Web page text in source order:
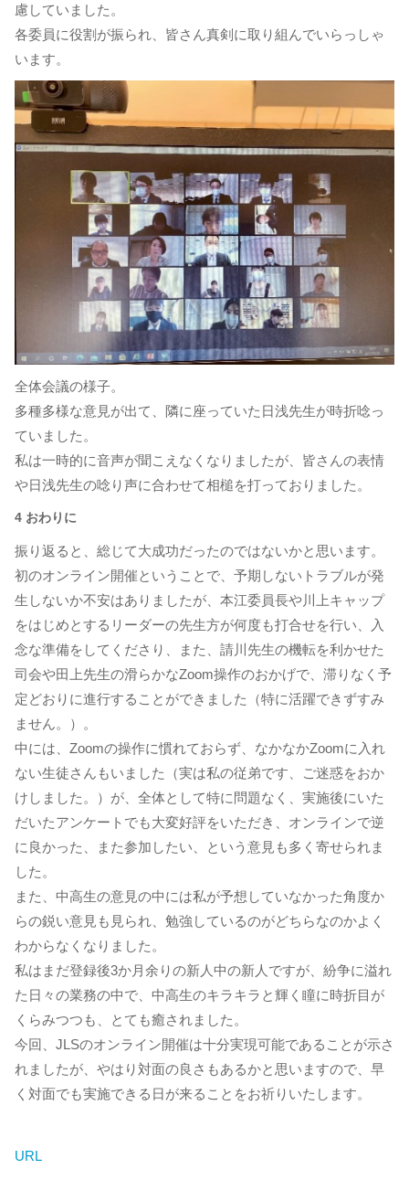
慮していました。
各委員に役割が振られ、皆さん真剣に取り組んでいらっしゃ
います。
全体会議の様子。
多種多様な意見が出て、隣に座っていた日浅先生が時折唸っ
ていました。
私は一時的に音声が聞こえなくなりましたが、皆さんの表情
や日浅先生の唸り声に合わせて相槌を打っておりました。
4 おわりに
振り返ると、総じて大成功だったのではないかと思います。
初のオンライン開催ということで、予期しないトラブルが発
生しないか不安はありましたが、本江委員長や川上キャップ
をはじめとするリーダーの先生方が何度も打合せを行い、入
念な準備をしてくださり、また、請川先生の機転を利かせた
司会や田上先生の滑らかなZoom操作のおかげで、滞りなく予
定どおりに進行することができました（特に活躍できずすみ
ません。）。
中には、Zoomの操作に慣れておらず、なかなかZoomに入れ
ない生徒さんもいました（実は私の従弟です、ご迷惑をおか
けしました。）が、全体として特に問題なく、実施後にいた
だいたアンケートでも大変好評をいただき、オンラインで逆
に良かった、また参加したい、という意見も多く寄せられま
した。
また、中高生の意見の中には私が予想していなかった角度か
らの鋭い意見も見られ、勉強しているのがどちらなのかよく
わからなくなりました。
私はまだ登録後3か月余りの新人中の新人ですが、紛争に溢れ
た日々の業務の中で、中高生のキラキラと輝く瞳に時折目が
くらみつつも、とても癒されました。
今回、JLSのオンライン開催は十分実現可能であることが示さ
れましたが、やはり対面の良さもあるかと思いますので、早
く対面でも実施できる日が来ることをお祈りいたします。
URL